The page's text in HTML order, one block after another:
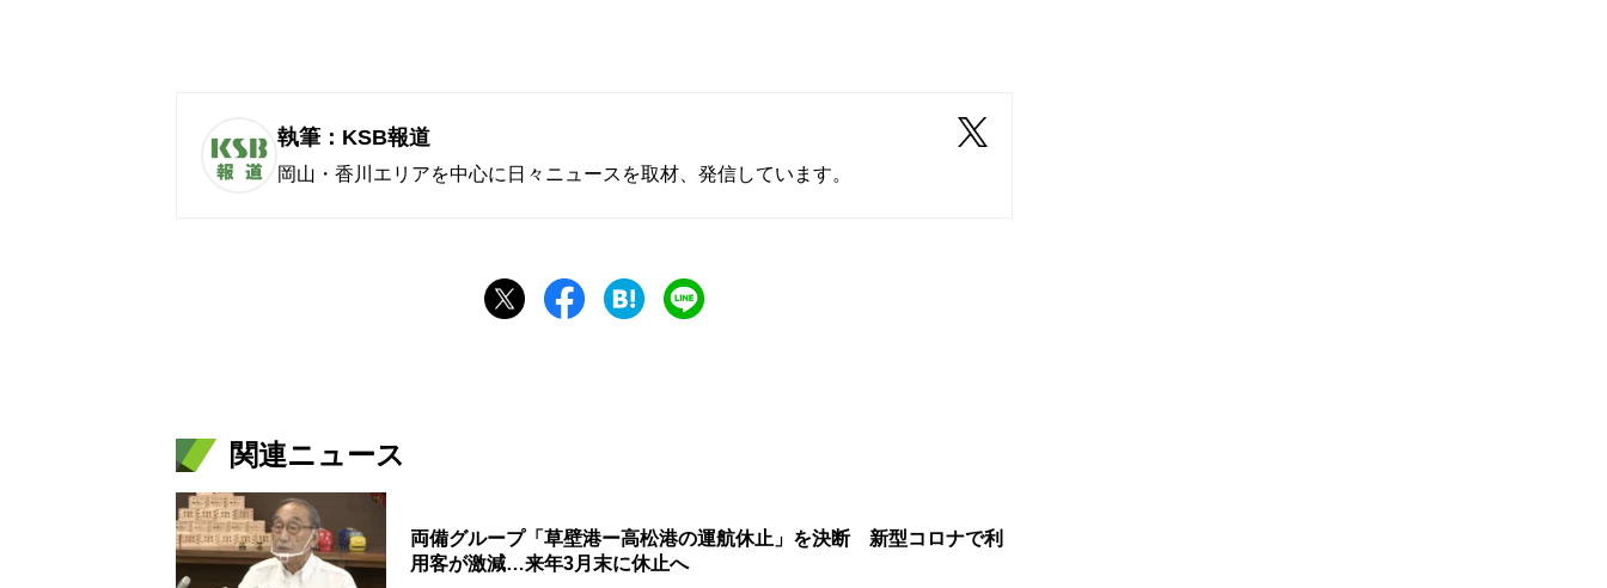
執筆：KSB報道
岡山・香川エリアを中心に日々ニュースを取材、発信しています。
関連ニュース
両備グループ「草壁港ー高松港の運航休止」を決断 新型コロナで利
用客が激減…来年3月末に休止へ